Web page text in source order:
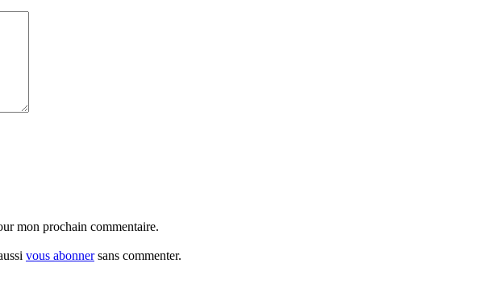
mon prochain commentaire.
vous abonnersans commenter.